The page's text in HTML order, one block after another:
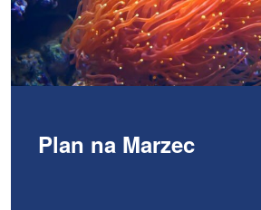
Plan na Marzec